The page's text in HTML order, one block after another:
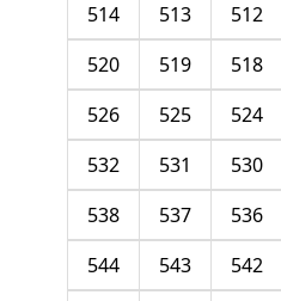
512
513
514
518
519
520
524
525
526
530
531
532
536
537
538
542
543
544